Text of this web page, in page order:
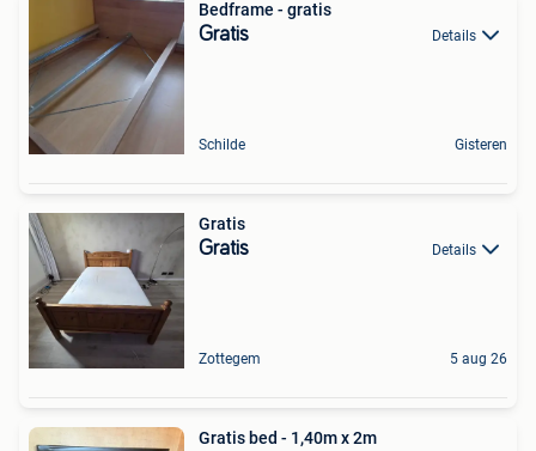
Bedframe - gratis
Gratis Details
Schilde Gisteren
Gratis
Gratis Details
Zottegem 5 aug 26
Gratis bed - 1,40m x 2m